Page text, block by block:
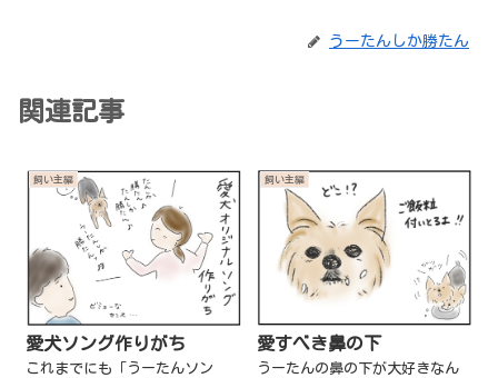
うーたんしか勝たん
関連記事
飼い主編
愛犬ソング作りがち
これまでにも「うーたんソン
飼い主編
愛すべき鼻の下
うーたんの鼻の下が大好きなん